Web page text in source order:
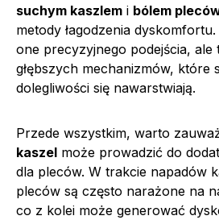
suchym kaszlem i bólem
metody łagodzenia
one precyzyjnego podejścia, ale
głębszych mechanizmów, które
dolegliwości się nawarstwiają.
Przede wszystkim, warto
kaszel może prowadzić do
dla pleców. W trakcie napadów
pleców są często narażone na
co z kolei może generować